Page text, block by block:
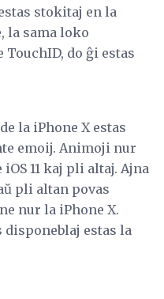
stokitaj en la
la sama loko
do ĝi estas
la iPhone X estas
emoij. Animoji nur
11 kaj pli altaj. Ajna
pli altan povas
nur la iPhone X.
disponeblaj estas la